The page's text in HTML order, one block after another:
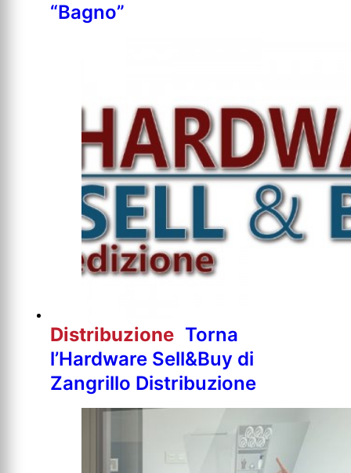
“Bagno”
Distribuzione Torna
l’Hardware Sell&Buy di
Zangrillo Distribuzione